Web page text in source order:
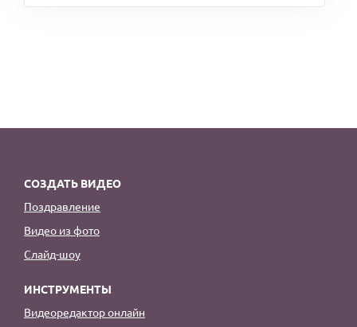
СОЗДАТЬ ВИДЕО
Поздравление
Видео из фото
Слайд-шоу
ИНСТРУМЕНТЫ
Видеоредактор онлайн